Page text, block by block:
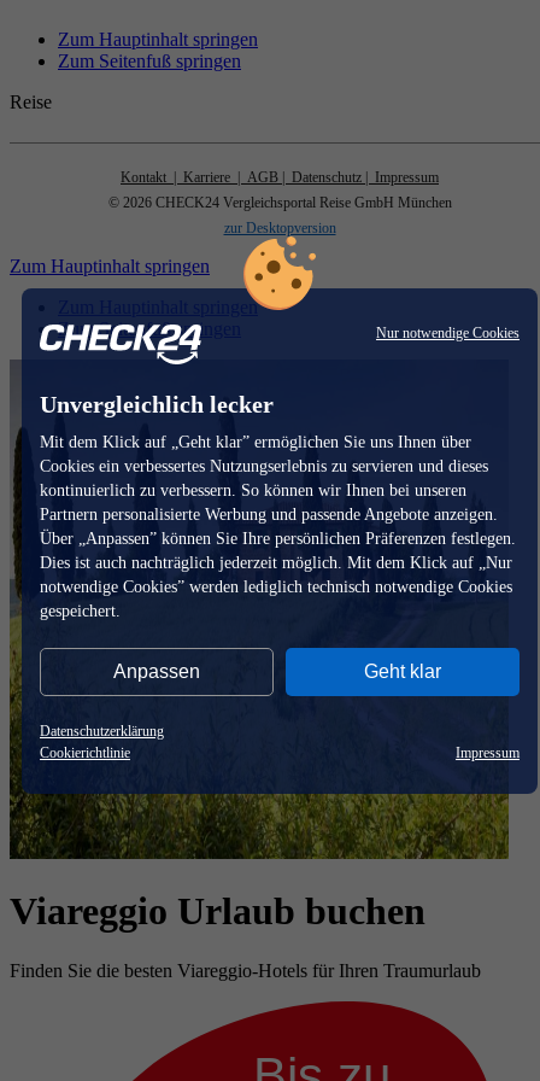
Nur notwendige Cookies
Unvergleichlich lecker
Mit dem Klick auf „Geht klar” ermöglichen Sie uns Ihnen über
Cookies ein verbessertes Nutzungserlebnis zu servieren und dieses
kontinuierlich zu verbessern. So können wir Ihnen bei unseren
Partnern personalisierte Werbung und passende Angebote anzeigen.
Über „Anpassen” können Sie Ihre persönlichen Präferenzen festlegen.
Dies ist auch nachträglich jederzeit möglich. Mit dem Klick auf „Nur
notwendige Cookies” werden lediglich technisch notwendige Cookies
gespeichert.
Anpassen Geht klar
Datenschutzerklärung
Cookierichtlinie
Impressum
Zum Hauptinhalt springen
Zum Seitenfuß springen
Reise
Kontakt | Karriere | AGB | Datenschutz
| Impressum
© 2026 CHECK24 Vergleichsportal Reise GmbH München
zur Desktopversion
Zum Hauptinhalt springen
Zum Hauptinhalt springen
Zum Seitenfuß springen
Viareggio Urlaub buchen
Finden Sie die besten Viareggio-Hotels für Ihren Traumurlaub